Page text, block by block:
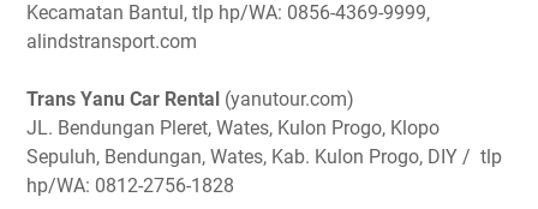
Kecamatan Bantul, tlp hp/WA: 0856-4369-9999,
alindstransport.com
Trans Yanu Car Rental (yanutour.com)
JL. Bendungan Pleret, Wates, Kulon Progo, Klopo
Sepuluh, Bendungan, Wates, Kab. Kulon Progo, DIY / tlp
hp/WA: 0812-2756-1828